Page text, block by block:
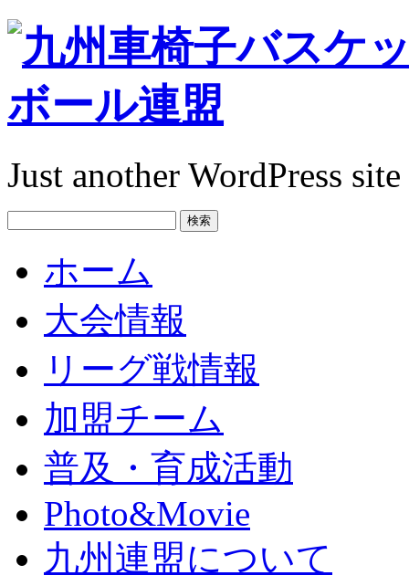
Just another WordPress site
ホーム
大会情報
リーグ戦情報
加盟チーム
普及・育成活動
Photo&Movie
九州連盟について